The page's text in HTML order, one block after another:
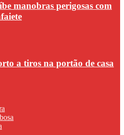
manobras perigosas com
a tiros na portão de casa